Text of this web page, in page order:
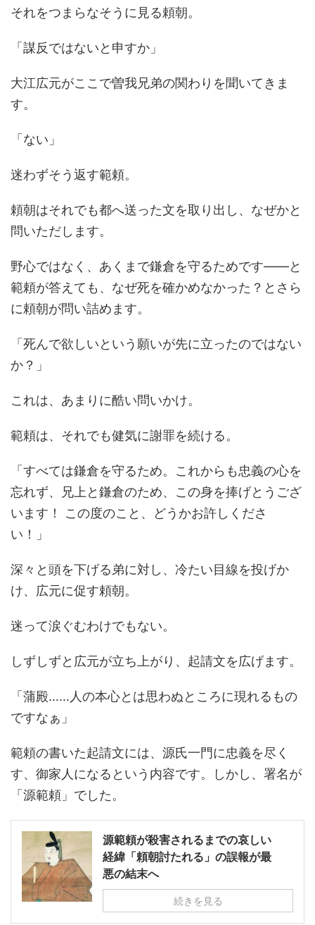
それをつまらなそうに見る頼朝。
「謀反ではないと申すか」
大江広元がここで曽我兄弟の関わりを聞いてきま
す。
「ない」
迷わずそう返す範頼。
頼朝はそれでも都へ送った文を取り出し、なぜかと
問いただします。
野心ではなく、あくまで鎌倉を守るためです――と
範頼が答えても、なぜ死を確かめなかった？とさら
に頼朝が問い詰めます。
「死んで欲しいという願いが先に立ったのではない
か？」
これは、あまりに酷い問いかけ。
範頼は、それでも健気に謝罪を続ける。
「すべては鎌倉を守るため。これからも忠義の心を
忘れず、兄上と鎌倉のため、この身を捧げとうござ
います！ この度のこと、どうかお許しくださ
い！」
深々と頭を下げる弟に対し、冷たい目線を投げか
け、広元に促す頼朝。
迷って涙ぐむわけでもない。
しずしずと広元が立ち上がり、起請文を広げます。
「蒲殿……人の本心とは思わぬところに現れるもの
ですなぁ」
範頼の書いた起請文には、源氏一門に忠義を尽く
す、御家人になるという内容です。しかし、署名が
「源範頼」でした。
源範頼が殺害されるまでの哀しい
経緯「頼朝討たれる」の誤報が最
悪の結末へ
続きを見る